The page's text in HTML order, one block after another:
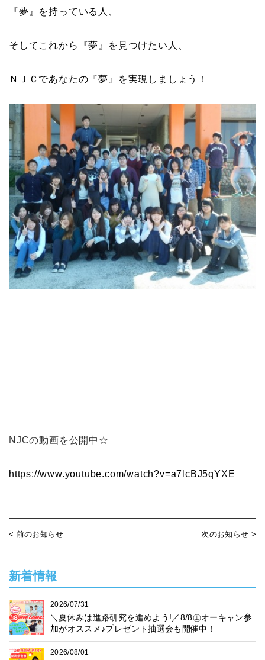
『夢』を持っている人、
そしてこれから『夢』を見つけたい人、
ＮＪＣであなたの『夢』を実現しましょう！
NJCの動画を公開中☆
https://www.youtube.com/watch?v=a7lcBJ5qYXE
< 前のお知らせ 次のお知らせ >
新着情報
2026/07/31
＼夏休みは進路研究を進めよう!／8/8㊏オーキャン参
加がオススメ♪プレゼント抽選会も開催中！
2026/08/01